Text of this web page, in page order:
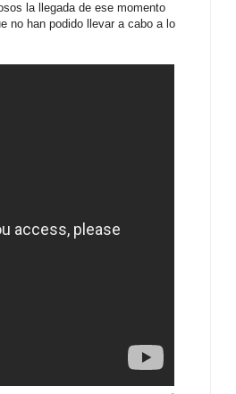
la llegada de ese momento
no han podido llevar a cabo a lo